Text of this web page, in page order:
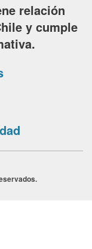
relación
y cumple